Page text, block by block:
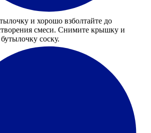
и хорошо взболтайте до
смеси. Снимите крышку и
соску.